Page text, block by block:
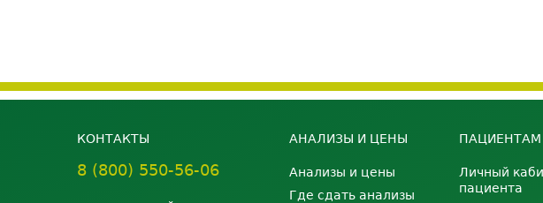
КОНТАКТЫ
8 (800) 550-56-06
АНАЛИЗЫ И ЦЕНЫ
Анализы и цены
Где сдать анализы
ПАЦИЕНТАМ
Личный
пациента